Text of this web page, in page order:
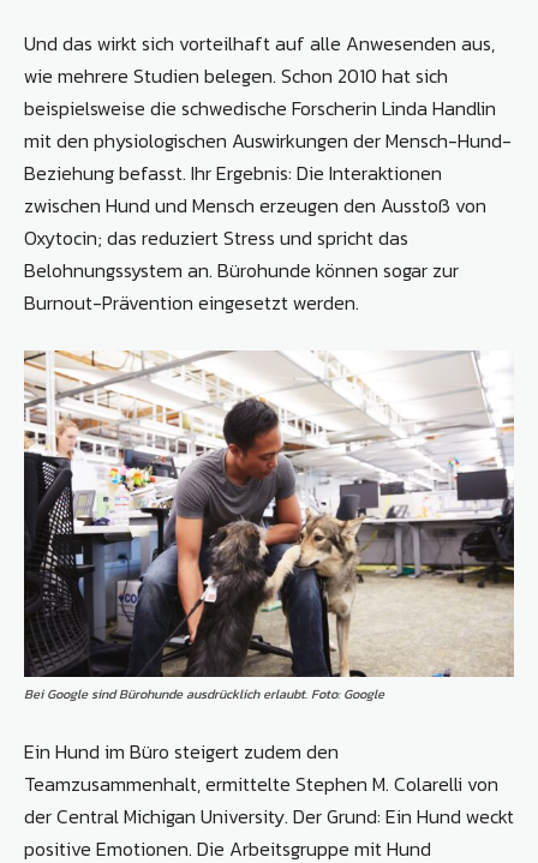
Und das wirkt sich vorteilhaft auf alle Anwesenden aus,
wie mehrere Studien belegen. Schon 2010 hat sich
beispielsweise die schwedische Forscherin Linda Handlin
mit den physiologischen Auswirkungen der Mensch-Hund-
Beziehung befasst. Ihr Ergebnis: Die Interaktionen
zwischen Hund und Mensch erzeugen den Ausstoß von
Oxytocin; das reduziert Stress und spricht das
Belohnungssystem an. Bürohunde können sogar zur
Burnout-Prävention eingesetzt werden.
Bei Google sind Bürohunde ausdrücklich erlaubt. Foto: Google
Ein Hund im Büro steigert zudem den
Teamzusammenhalt, ermittelte Stephen M. Colarelli von
der Central Michigan University. Der Grund: Ein Hund weckt
positive Emotionen. Die Arbeitsgruppe mit Hund